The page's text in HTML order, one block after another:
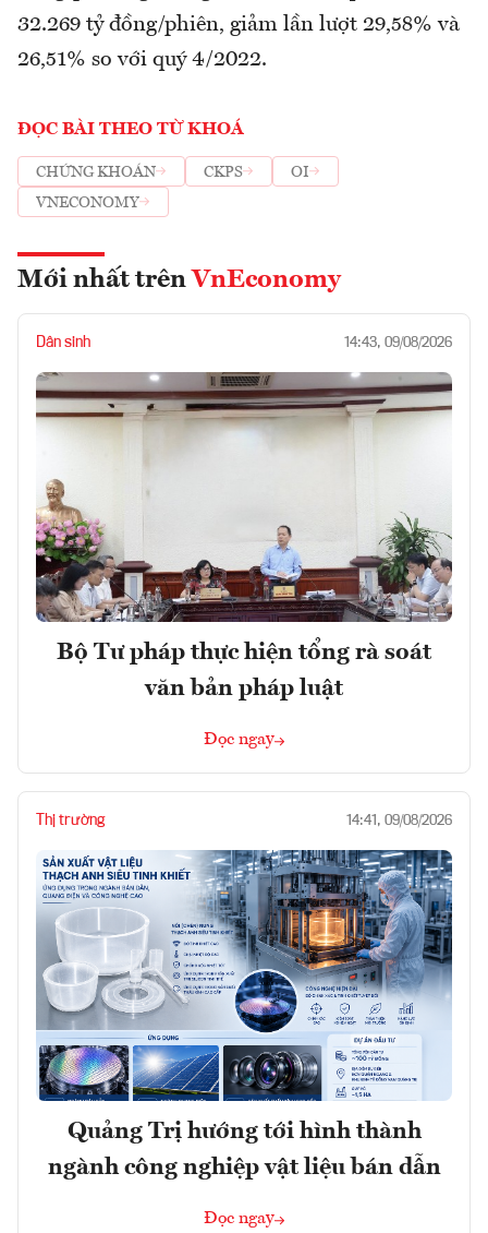
32.269 tỷ đồng/phiên, giảm lần lượt 29,58% và
26,51% so với quý 4/2022.
ĐỌC BÀI THEO TỪ KHOÁ
CHỨNG KHOÁN CKPS
OI
VNECONOMY
Mới nhất trên VnEconomy
Dân sinh 14:43, 09/08/2026
Bộ Tư pháp thực hiện tổng rà soát
văn bản pháp luật
Đọc ngay
Thị trường 14:41, 09/08/2026
Quảng Trị hướng tới hình thành
ngành công nghiệp vật liệu bán dẫn
Đọc ngay